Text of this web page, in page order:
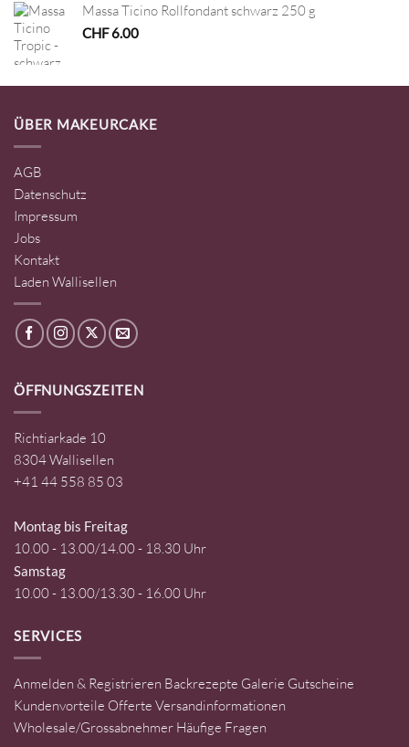
Massa Ticino Rollfondant schwarz 250 g
CHF6.00
ÜBER MAKEURCAKE
AGB
Datenschutz
Impressum
Jobs
Kontakt
Laden Wallisellen
ÖFFNUNGSZEITEN
Richtiarkade 10
8304 Wallisellen
+41 44 558 85 03
Montag bis Freitag
10.00 - 13.00/14.00 - 18.30 Uhr
Samstag
10.00 - 13.00/13.30 - 16.00 Uhr
SERVICES
Anmelden & Registrieren Backrezepte Galerie Gutscheine
Kundenvorteile Offerte Versandinformationen
Wholesale/Grossabnehmer Häufige Fragen